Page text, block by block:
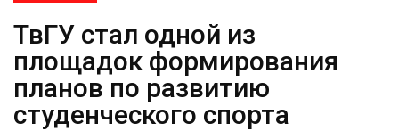
ТвГУ стал одной из
площадок формирования
планов по развитию
студенческого спорта